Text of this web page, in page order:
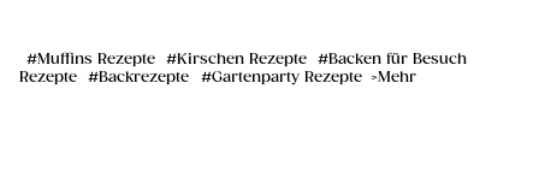
Muffins Rezepte Kirschen Rezepte
Backen für Besuch
Rezepte
Backrezepte Gartenparty Rezepte Mehr